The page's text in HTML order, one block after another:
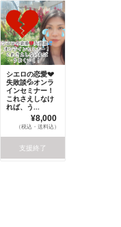
シエロの恋愛💔
失敗談💦オンラ
インセミナー！
これさえしなけ
れば、う...
¥8,000
（税込・送料込）
支援終了